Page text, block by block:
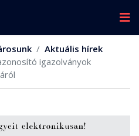
Aktuális hírek
igazolványok